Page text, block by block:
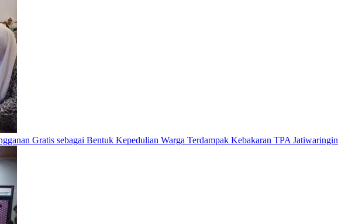
Gratis sebagai Bentuk Kepedulian Warga Terdampak Kebakaran TPA Jatiwaringin